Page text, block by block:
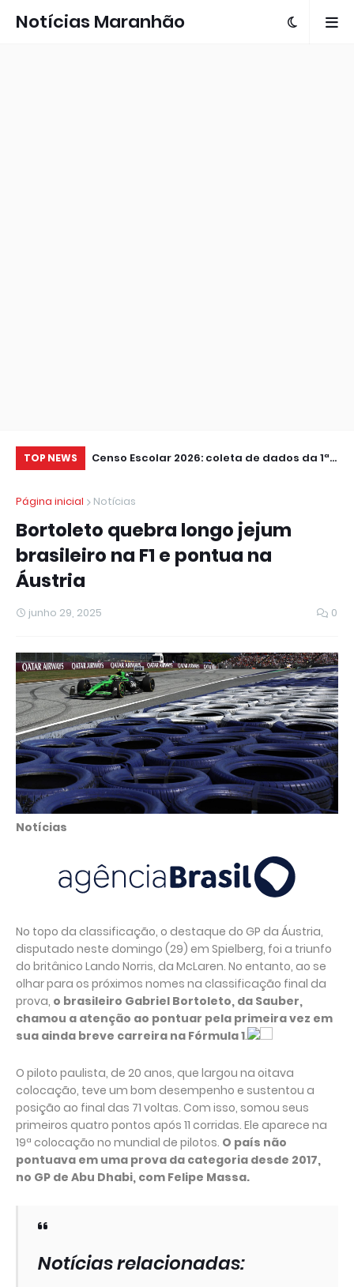
Notícias Maranhão
TOP NEWS
são
Censo Escolar 2026: coleta de dados da 1ª
Página inicial
Notícias
Bortoleto quebra longo jejum
brasileiro na F1 e pontua na
Áustria
junho 29, 2025 0
Notícias
No topo da classificação, o destaque do GP da Áustria,
disputado neste domingo (29) em Spielberg, foi a triunfo
do britânico Lando Norris, da McLaren. No entanto, ao se
olhar para os próximos nomes na classificação final da
prova, o brasileiro Gabriel Bortoleto, da Sauber,
chamou a atenção ao pontuar pela primeira vez em
sua ainda breve carreira na Fórmula 1.
O piloto paulista, de 20 anos, que largou na oitava
colocação, teve um bom desempenho e sustentou a
posição ao final das 71 voltas. Com isso, somou seus
primeiros quatro pontos após 11 corridas. Ele aparece na
19ª colocação no mundial de pilotos. O país não
pontuava em uma prova da categoria desde 2017,
no GP de Abu Dhabi, com Felipe Massa.
Notícias relacionadas: